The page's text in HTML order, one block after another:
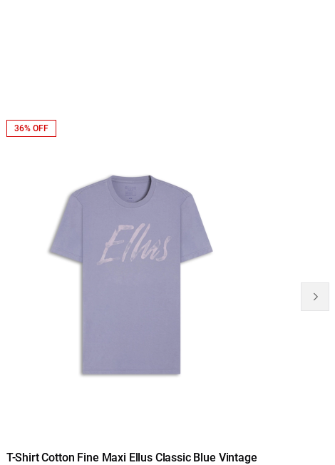
T-Shirt Cotton Fine Maxi Ellus Classic Blue Vintage
36% OFF